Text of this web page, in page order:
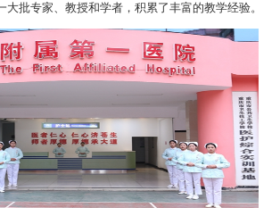
大批专家、教授和学者，积累了丰富的教学经验。